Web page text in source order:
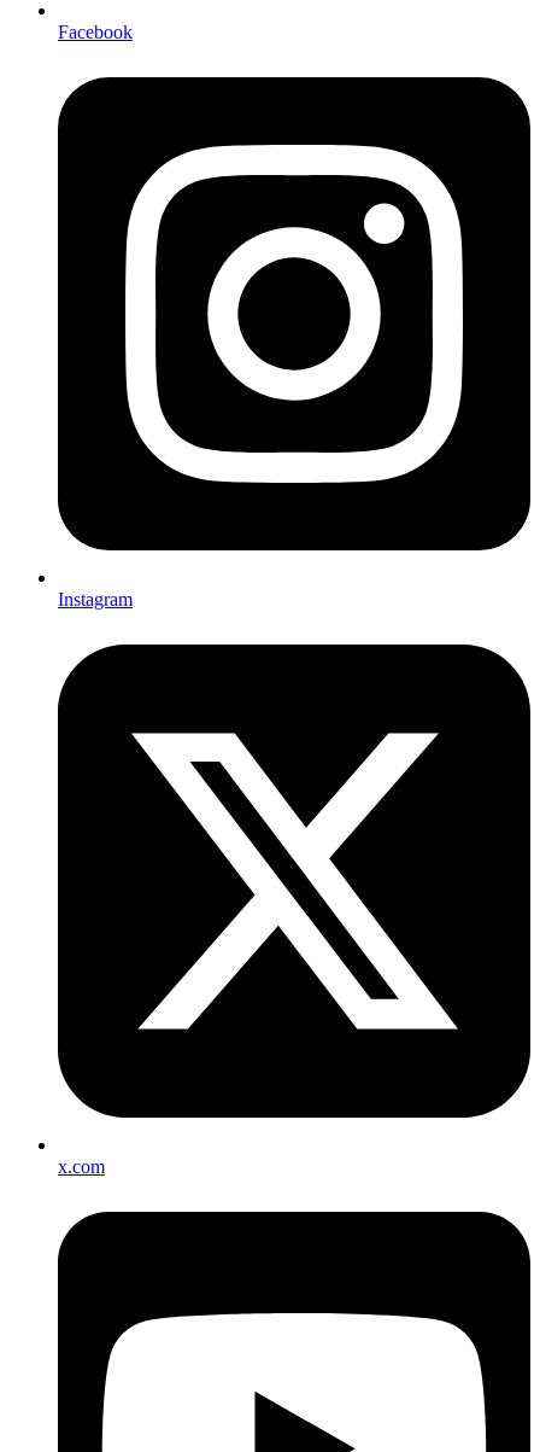
Facebook
Instagram
x.com